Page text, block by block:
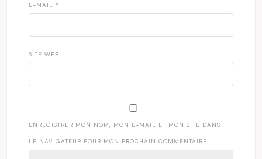
E-MAIL *
SITE WEB
ENREGISTRER MON NOM, MON E-MAIL ET MON SITE DANS
LE NAVIGATEUR POUR MON PROCHAIN COMMENTAIRE.